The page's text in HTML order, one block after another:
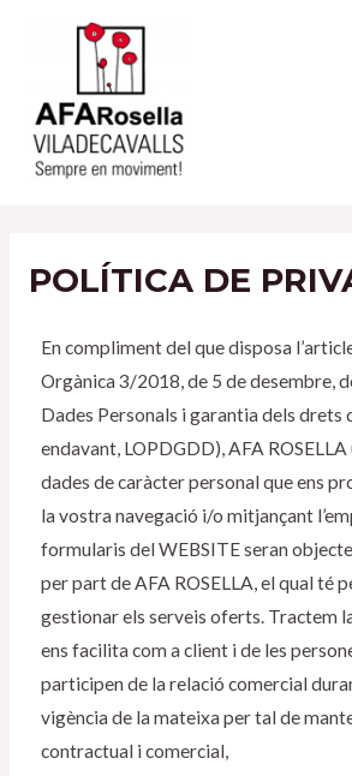
POLÍTICA DE
En compliment del que disposa
Orgànica 3/2018, de 5 de desembre,
Dades Personals i garantia dels drets
endavant, LOPDGDD), AFA
dades de caràcter personal que ens
la vostra navegació i/o mitjançant
formularis del WEBSITE seran
per part de AFA ROSELLA, el qual té
gestionar els serveis oferts. Tractem
ens facilita com a client i de les
participen de la relació comercial
vigència de la mateixa per tal de
contractual i comercial,